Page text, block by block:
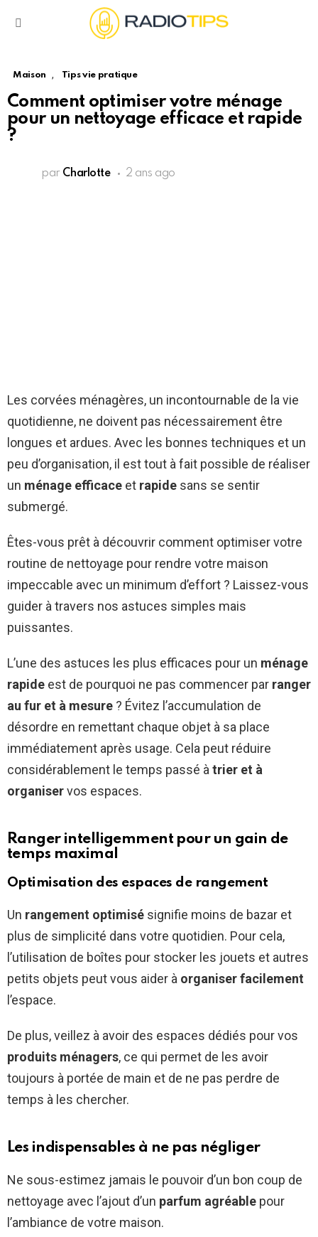
Maison , Tips vie pratique
Comment optimiser votre ménage
pour un nettoyage efficace et rapide
?
par Charlotte 2 ans ago
Les corvées ménagères, un incontournable de la vie
quotidienne, ne doivent pas nécessairement être
longues et ardues. Avec les bonnes techniques et un
peu d’organisation, il est tout à fait possible de réaliser
un ménage efficace et rapide sans se sentir
submergé.
Êtes-vous prêt à découvrir comment optimiser votre
routine de nettoyage pour rendre votre maison
impeccable avec un minimum d’effort ? Laissez-vous
guider à travers nos astuces simples mais
puissantes.
L’une des astuces les plus efficaces pour un ménage
rapide est de pourquoi ne pas commencer par ranger
au fur et à mesure ? Évitez l’accumulation de
désordre en remettant chaque objet à sa place
immédiatement après usage. Cela peut réduire
considérablement le temps passé à trier et à
organiservos espaces.
Ranger intelligemment pour un gain de
temps maximal
Optimisation des espaces de rangement
Un rangement optimisé signifie moins de bazar et
plus de simplicité dans votre quotidien. Pour cela,
l’utilisation de boîtes pour stocker les jouets et autres
petits objets peut vous aider à organiser facilement
l’espace.
De plus, veillez à avoir des espaces dédiés pour vos
produits ménagers, ce qui permet de les avoir
toujours à portée de main et de ne pas perdre de
temps à les chercher.
Les indispensables à ne pas négliger
Ne sous-estimez jamais le pouvoir d’un bon coup de
nettoyage avec l’ajout d’un parfum agréable pour
l’ambiance de votre maison.